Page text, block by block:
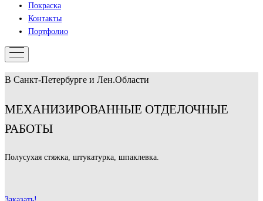
Покраска
Контакты
Портфолио
В Санкт-Петербурге и Лен.Области
МЕХАНИЗИРОВАННЫЕ ОТДЕЛОЧНЫЕ
РАБОТЫ
Полусухая стяжка, штукатурка, шпаклевка.